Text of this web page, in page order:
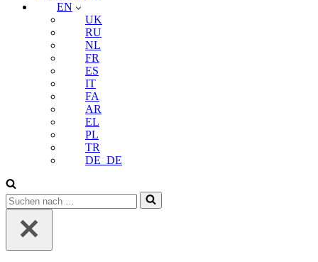
EN
UK
RU
NL
FR
ES
IT
FA
AR
EL
PL
TR
DE_DE
Suchen
nach …